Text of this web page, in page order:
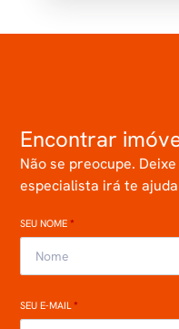
Encontrar
Não se preocupe.
especialista irá te
SEU NOME*
SEU E-MAIL*